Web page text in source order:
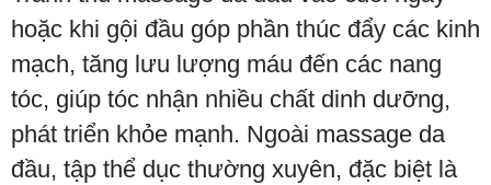
hoặc khi gội đầu góp phần thúc đẩy các kinh
mạch, tăng lưu lượng máu đến các nang
tóc, giúp tóc nhận nhiều chất dinh dưỡng,
phát triển khỏe mạnh. Ngoài massage da
đầu, tập thể dục thường xuyên, đặc biệt là